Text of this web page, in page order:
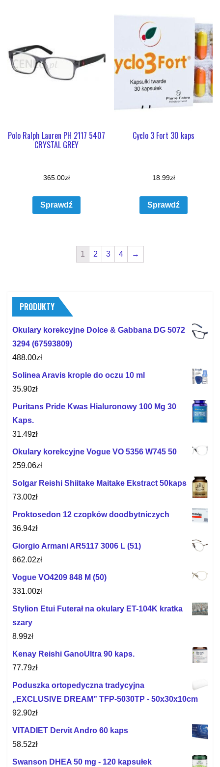
Polo Ralph Lauren PH 2117 5407
CRYSTAL GREY
365.00zł
Sprawdź
Cyclo 3 Fort 30 kaps
18.99zł
Sprawdź
1 2 3 4 →
PRODUKTY
Okulary korekcyjne Dolce & Gabbana DG 5072
3294 (67593809)
488.00zł
Solinea Aravis krople do oczu 10 ml
35.90zł
Puritans Pride Kwas Hialuronowy 100 Mg 30
Kaps.
31.49zł
Okulary korekcyjne Vogue VO 5356 W745 50
259.06zł
Solgar Reishi Shiitake Maitake Ekstract 50kaps
73.00zł
Proktosedon 12 czopków doodbytniczych
36.94zł
Giorgio Armani AR5117 3006 L (51)
662.02zł
Vogue VO4209 848 M (50)
331.00zł
Stylion Etui Futerał na okulary ET-104K kratka
szary
8.99zł
Kenay Reishi GanoUltra 90 kaps.
77.79zł
Poduszka ortopedyczna tradycyjna
„EXCLUSIVE DREAM” TFP-5030TP - 50x30x10cm
92.90zł
VITADIET Dervit Andro 60 kaps
58.52zł
Swanson DHEA 50 mg - 120 kapsułek